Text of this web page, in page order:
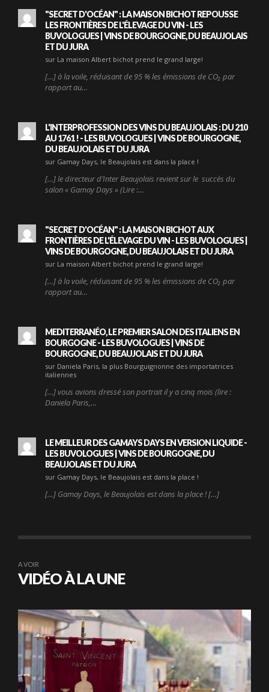
"SECRET D'OCÉAN" : LA MAISON BICHOT REPOUSSE
LES FRONTIÈRES DE L'ÉLEVAGE DU VIN - LES
BUVOLOGUES | VINS DE BOURGOGNE, DU BEAUJOLAIS
ET DU JURA
sur La maison Albert bichot prend le grand large!
[…] à la voile, réduisant de 95 % les émissions de CO₂ par
rapport au…
L'INTERPROFESSION DES VINS DU BEAUJOLAIS : DU 210
AU 1761 ! - LES BUVOLOGUES | VINS DE BOURGOGNE,
DU BEAUJOLAIS ET DU JURA
sur Gamay Days, le Beaujolais est dans la place !
[…] le directeur d’Inter Beaujolais revient sur le succès du
salon « Gamay Days » (Lire :…
"SECRET D'OCÉAN" : LA MAISON BICHOT AUX
FRONTIÈRES DE L'ÉLEVAGE DU VIN - LES BUVOLOGUES |
VINS DE BOURGOGNE, DU BEAUJOLAIS ET DU JURA
sur La maison Albert bichot prend le grand large!
[…] à la voile, réduisant de 95 % les émissions de CO₂ par
rapport au…
MEDITERRANÉO, LE PREMIER SALON DES ITALIENS EN
BOURGOGNE - LES BUVOLOGUES | VINS DE
BOURGOGNE, DU BEAUJOLAIS ET DU JURA
sur Daniela Paris, la plus Bourguignonne des importatrices
italiennes
[…] vous avions dressé son portrait il y a cinq mois (lire :
Daniela Paris,…
LE MEILLEUR DES GAMAYS DAYS EN VERSION LIQUIDE -
LES BUVOLOGUES | VINS DE BOURGOGNE, DU
BEAUJOLAIS ET DU JURA
sur Gamay Days, le Beaujolais est dans la place !
[…] Gamay Days, le Beaujolais est dans la place ! […]
A VOIR
VIDÉO À LA UNE